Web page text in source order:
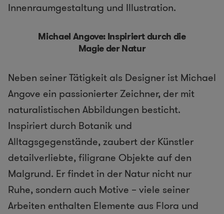
Innenraumgestaltung und Illustration.
Michael Angove: Inspiriert durch die
Magie der Natur
Neben seiner Tätigkeit als Designer ist Michael
Angove ein passionierter Zeichner, der mit
naturalistischen Abbildungen besticht.
Inspiriert durch Botanik und
Alltagsgegenstände, zaubert der Künstler
detailverliebte, filigrane Objekte auf den
Malgrund. Er findet in der Natur nicht nur
Ruhe, sondern auch Motive – viele seiner
Arbeiten enthalten Elemente aus Flora und